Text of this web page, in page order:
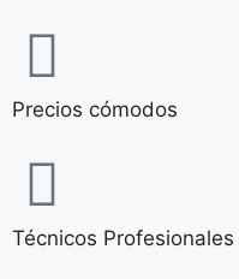
Precios cómodos
Técnicos Profesionales